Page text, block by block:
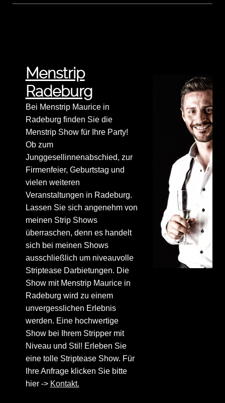
Menstrip
Radeburg
Bei Menstrip Maurice in
Radeburg finden Sie die
Menstrip Show für Ihre Party!
Ob zum
Junggesellinnenabschied, zur
Firmenfeier, Geburtstag und
vielen weiteren
Veranstaltungen in Radeburg.
Lassen Sie sich angenehm von
meinen Strip Shows
überraschen, denn es handelt
sich bei meinen Shows
ausschließlich um niveauvolle
Striptease Darbietungen. Die
Show mit Menstrip Maurice in
Radeburg wird zu einem
unvergesslichen Erlebnis
werden. Eine hochwertige
Show bei Ihrem Stripper mit
Niveau und Stil! Erleben Sie
eine tolle Striptease Show. Für
Ihre Anfrage klicken Sie bitte
hier -> Kontakt.